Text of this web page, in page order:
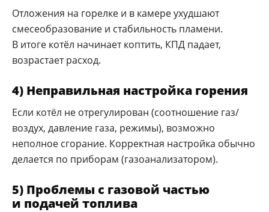
Отложения на горелке и в камере ухудшают
смесеобразование и стабильность пламени.
В итоге котёл начинает коптить, КПД падает,
возрастает расход.
4) Неправильная настройка горения
Если котёл не отрегулирован (соотношение газ/
воздух, давление газа, режимы), возможно
неполное сгорание. Корректная настройка обычно
делается по приборам (газоанализатором).
5) Проблемы с газовой частью
и подачей топлива